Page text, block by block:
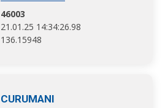
46003
21.01.25 14:34:26.98
136.15948
CURUMANI